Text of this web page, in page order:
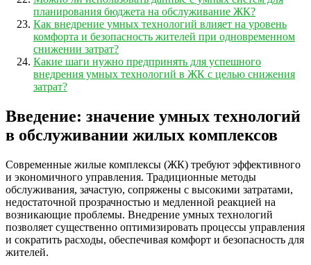
планирования бюджета на обслуживание ЖК?
Как внедрение умных технологий влияет на уровень
комфорта и безопасность жителей при одновременном
снижении затрат?
Какие шаги нужно предпринять для успешного
внедрения умных технологий в ЖК с целью снижения
затрат?
Введение: значение умных технологий
в обслуживании жилых комплексов
Современные жилые комплексы (ЖК) требуют эффективного
и экономичного управления. Традиционные методы
обслуживания, зачастую, сопряжены с высокими затратами,
недостаточной прозрачностью и медленной реакцией на
возникающие проблемы. Внедрение умных технологий
позволяет существенно оптимизировать процессы управления
и сократить расходы, обеспечивая комфорт и безопасность для
жителей.